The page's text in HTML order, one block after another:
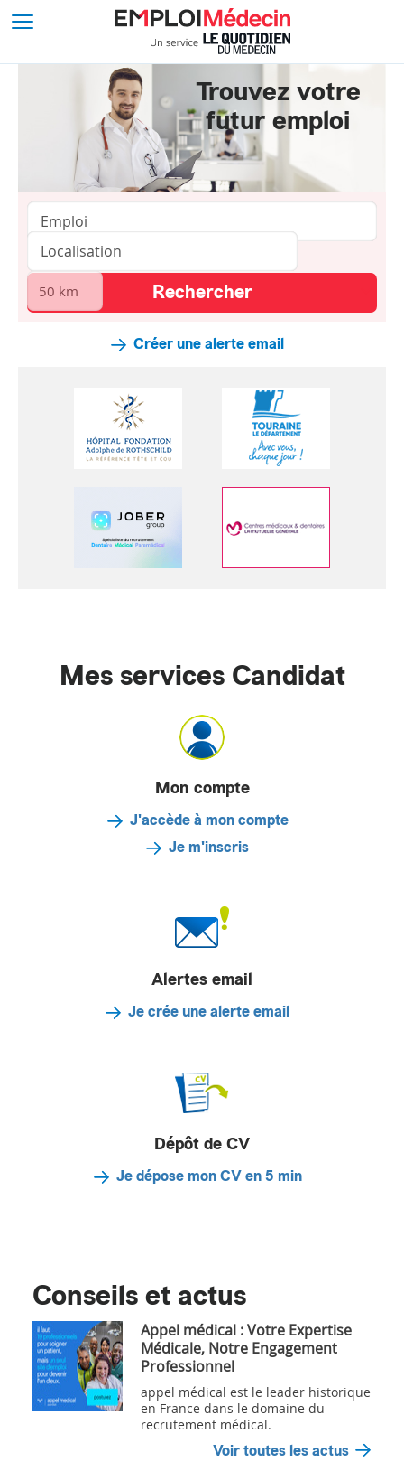
Trouvez votre
futur emploi
Créer une alerte email
Mes services Candidat
Mon compte
J'accède à mon compte
Je m'inscris
Alertes email
Je crée une alerte email
Dépôt de CV
Je dépose mon CV en 5 min
Conseils et actus
Appel médical : Votre Expertise
Médicale, Notre Engagement
Professionnel
appel médical est le leader historique
en France dans le domaine du
recrutement médical.
Voir toutes les actus